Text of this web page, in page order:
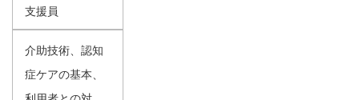
支援員
介助技術、認知
症ケアの基本、